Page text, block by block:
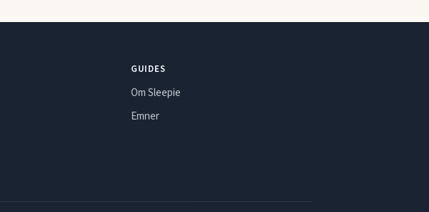
GUIDES
Om Sleepie
Emner